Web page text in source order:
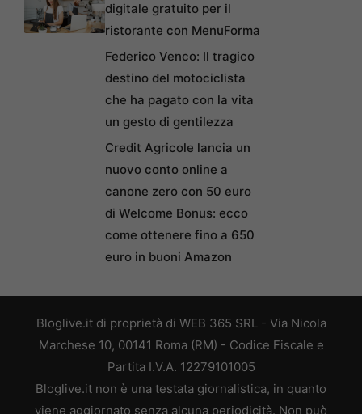
digitale gratuito per il
ristorante con MenuForma
Federico Venco: Il tragico
destino del motociclista
che ha pagato con la vita
un gesto di gentilezza
Credit Agricole lancia un
nuovo conto online a
canone zero con 50 euro
di Welcome Bonus: ecco
come ottenere fino a 650
euro in buoni Amazon
Bloglive.it di proprietà di WEB 365 SRL - Via Nicola
Marchese 10, 00141 Roma (RM) - Codice Fiscale e
Partita I.V.A. 12279101005
Bloglive.it non è una testata giornalistica, in quanto
viene aggiornato senza alcuna periodicità. Non può